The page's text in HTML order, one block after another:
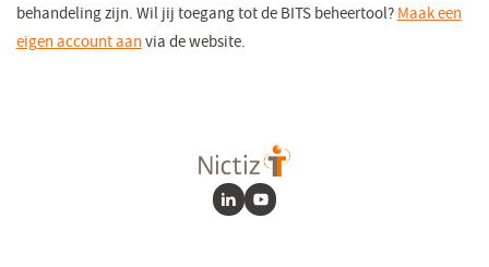
venster)
behandeling zijn. Wil jij toegang tot de BITS beheertool? Maak een
eigen account aan (opent
via de website.
LinkedInYoutube